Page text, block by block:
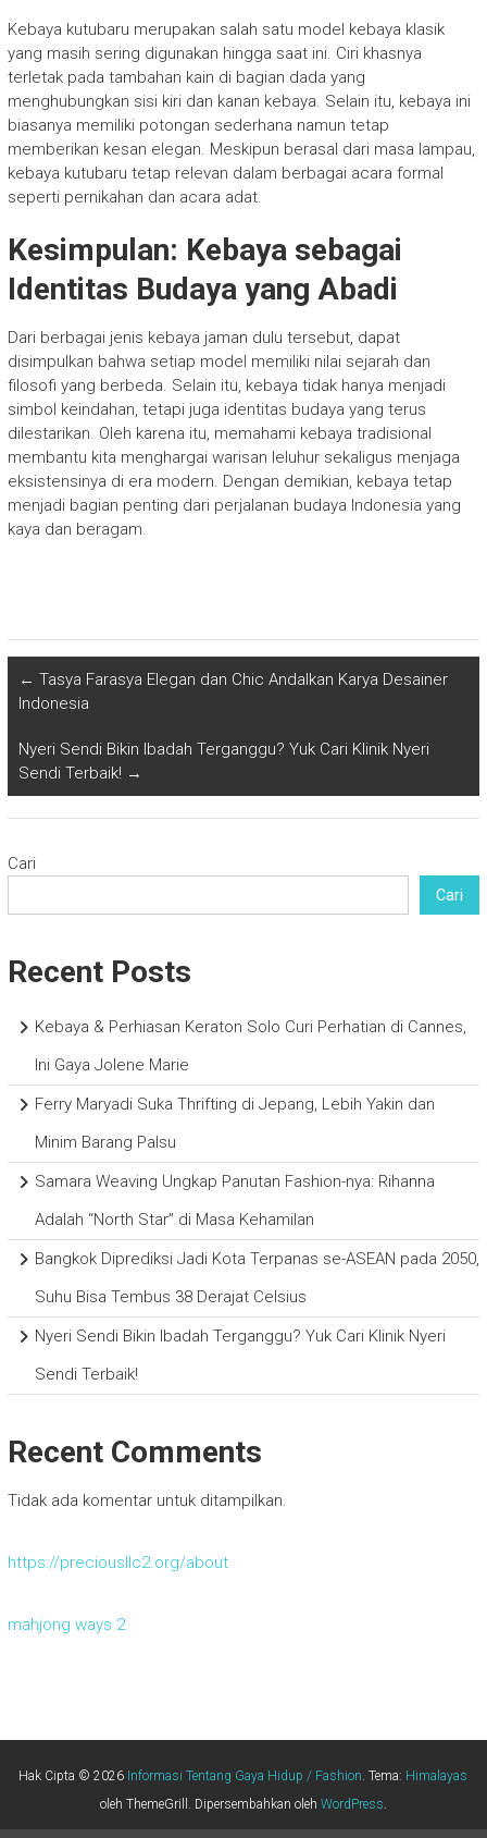
Kebaya kutubaru merupakan salah satu model kebaya klasik
yang masih sering digunakan hingga saat ini. Ciri khasnya
terletak pada tambahan kain di bagian dada yang
menghubungkan sisi kiri dan kanan kebaya. Selain itu, kebaya ini
biasanya memiliki potongan sederhana namun tetap
memberikan kesan elegan. Meskipun berasal dari masa lampau,
kebaya kutubaru tetap relevan dalam berbagai acara formal
seperti pernikahan dan acara adat.
Kesimpulan: Kebaya sebagai
Identitas Budaya yang Abadi
Dari berbagai jenis kebaya jaman dulu tersebut, dapat
disimpulkan bahwa setiap model memiliki nilai sejarah dan
filosofi yang berbeda. Selain itu, kebaya tidak hanya menjadi
simbol keindahan, tetapi juga identitas budaya yang terus
dilestarikan. Oleh karena itu, memahami kebaya tradisional
membantu kita menghargai warisan leluhur sekaligus menjaga
eksistensinya di era modern. Dengan demikian, kebaya tetap
menjadi bagian penting dari perjalanan budaya Indonesia yang
kaya dan beragam.
← Tasya Farasya Elegan dan Chic Andalkan Karya Desainer
Indonesia
Nyeri Sendi Bikin Ibadah Terganggu? Yuk Cari Klinik Nyeri
Sendi Terbaik! →
Cari
Cari
Recent Posts
Kebaya & Perhiasan Keraton Solo Curi Perhatian di Cannes,
Ini Gaya Jolene Marie
Ferry Maryadi Suka Thrifting di Jepang, Lebih Yakin dan
Minim Barang Palsu
Samara Weaving Ungkap Panutan Fashion-nya: Rihanna
Adalah “North Star” di Masa Kehamilan
Bangkok Diprediksi Jadi Kota Terpanas se-ASEAN pada 2050,
Suhu Bisa Tembus 38 Derajat Celsius
Nyeri Sendi Bikin Ibadah Terganggu? Yuk Cari Klinik Nyeri
Sendi Terbaik!
Recent Comments
Tidak ada komentar untuk ditampilkan.
https://preciousllc2.org/about
mahjong ways 2
Hak Cipta © 2026 Informasi Tentang Gaya Hidup / Fashion. Tema: Himalayas
oleh ThemeGrill. Dipersembahkan oleh WordPress.